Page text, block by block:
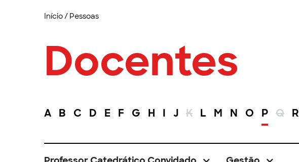
Início/ Pessoas
Docentes
A B C D E F G H I J K L M N O P Q R